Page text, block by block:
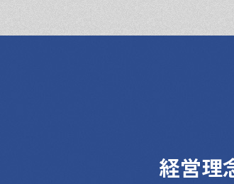
経営理